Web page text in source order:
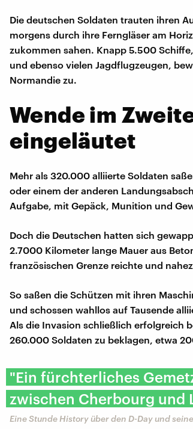
Die deutschen Soldaten trauten ihren
morgens durch ihre Ferngläser am
zukommen sahen. Knapp 5.500
und ebenso vielen Jagdflugzeugen,
Normandie zu.
Wende im
eingeläutet
Mehr als 320.000 alliierte Soldaten
oder einem der anderen
Aufgabe, mit Gepäck, Munition und
Doch die Deutschen hatten sich
2.7000 Kilometer lange Mauer aus
französischen Grenze reichte und
So saßen die Schützen mit ihren
und schossen wahllos auf Tausende
Als die Invasion schließlich erfolgreich
260.000 Soldaten zu beklagen, etwa
"Ein fürchterliches
zwischen Cherbourg und
Eine Stunde History über den D-Day und